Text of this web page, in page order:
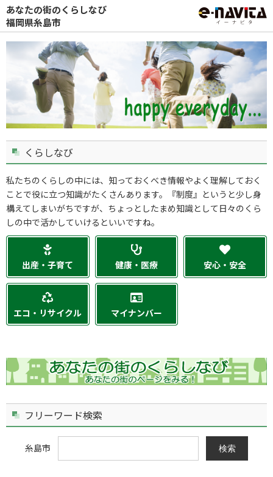
あなたの街のくらしなび
福岡県糸島市
くらしなび
私たちのくらしの中には、知っておくべき情報やよく理解しておく
ことで役に立つ知識がたくさんあります。『制度』というと少し身
構えてしまいがちですが、ちょっとしたまめ知識として日々のくら
しの中で活かしていけるといいですね。
出産・子育て 健康・医療 安心・安全
エコ・リサイクル マイナンバー
フリーワード検索
糸島市 検索